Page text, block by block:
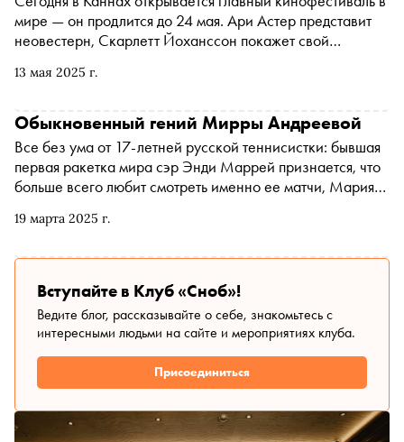
13 мая 2025 г.
мире — он продлится до 24 мая. Ари Астер представит
неовестерн, Скарлетт Йоханссон покажет свой
пальмовую ветвь» за вклад в кинематограф — на 12 дней
Кинокритик Ксения Балюк прибыла в Канны и
рассказывает, каким будет фестиваль в этом году
19 марта 2025 г.
Обыкновенный гений Мирры Андреевой
Все без ума от 17-летней русской теннисистки: бывшая
первая ракетка мира сэр Энди Маррей признается, что
больше всего любит смотреть именно ее матчи, Мария
на турнирах ее публично поздравляет сам Леброн
одержала 12 побед подряд, выиграла два крупнейших
после «Больших шлемов» турнира — в Дубае и Индиан-
Уэллсе, одну за другой победила первую и вторую
ракетки мира — Игу Швентек и Арину Соболенко — и
заодно переписала несколько теннисных рекордов.
Вступайте в Клуб «Сноб»!
Ведите блог, рассказывайте о себе, знакомьтесь с
интересными людьми на сайте и мероприятиях клуба.
Присоединиться